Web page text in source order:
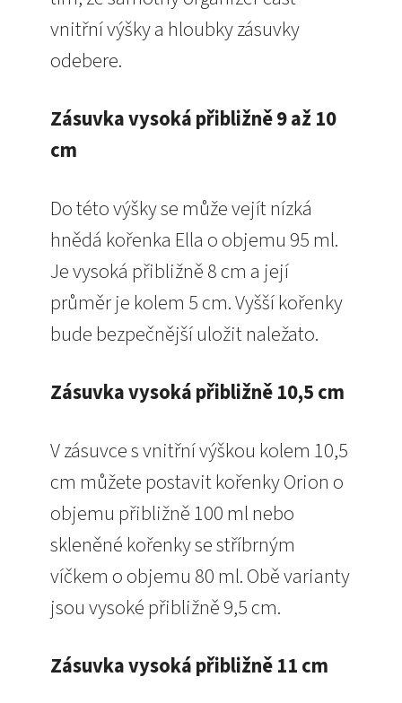
vnitřní výšky a hloubky zásuvky
odebere.
Zásuvka vysoká přibližně 9 až 10
cm
Do této výšky se může vejít nízká
hnědá kořenka Ella o objemu 95 ml.
Je vysoká přibližně 8 cm a její
průměr je kolem 5 cm. Vyšší kořenky
bude bezpečnější uložit naležato.
Zásuvka vysoká přibližně 10,5 cm
V zásuvce s vnitřní výškou kolem 10,5
cm můžete postavit kořenky Orion o
objemu přibližně 100 ml nebo
skleněné kořenky se stříbrným
víčkem o objemu 80 ml. Obě varianty
jsou vysoké přibližně 9,5 cm.
Zásuvka vysoká přibližně 11 cm